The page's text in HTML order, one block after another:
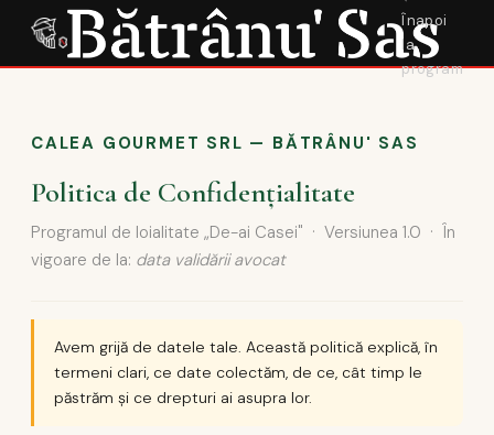
Înapoi
la
program
CALEA GOURMET SRL — BĂTRÂNU' SAS
Politica de Confidențialitate
Programul de loialitate „De-ai Casei" · Versiunea 1.0 · În
vigoare de la: data validării avocat
Avem grijă de datele tale. Această politică explică, în
termeni clari, ce date colectăm, de ce, cât timp le
păstrăm și ce drepturi ai asupra lor.